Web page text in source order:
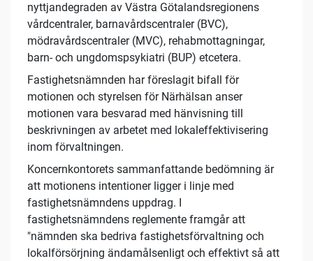
nyttjandegraden av Västra Götalandsregionens
vårdcentraler, barnavårdscentraler (BVC),
mödravårdscentraler (MVC), rehabmottagningar,
barn- och ungdomspsykiatri (BUP) etcetera.
Fastighetsnämnden har föreslagit bifall för
motionen och styrelsen för Närhälsan anser
motionen vara besvarad med hänvisning till
beskrivningen av arbetet med lokaleffektivisering
inom förvaltningen.
Koncernkontorets sammanfattande bedömning är
att motionens intentioner ligger i linje med
fastighetsnämndens uppdrag. I
fastighetsnämndens reglemente framgår att
"nämnden ska bedriva fastighetsförvaltning och
lokalförsörjning ändamålsenligt och effektivt så att